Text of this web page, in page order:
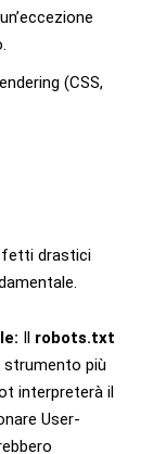
(CSS,
drastici
Il robots.txt
strumento più
interpreterà il
User-